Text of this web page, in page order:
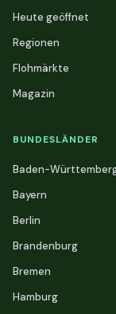
Heute geöffnet
Regionen
Flohmärkte
Magazin
BUNDESLÄNDER
Baden-
Bayern
Berlin
Brandenburg
Bremen
Hamburg